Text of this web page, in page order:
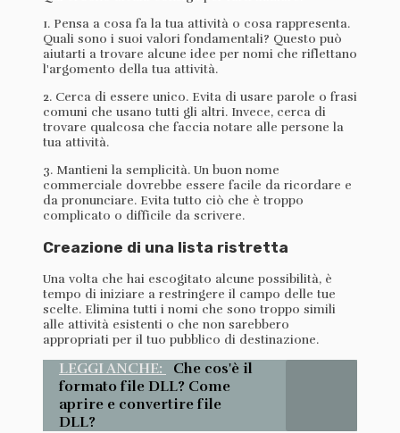
1. Pensa a cosa fa la tua attività o cosa rappresenta.
Quali sono i suoi valori fondamentali? Questo può
aiutarti a trovare alcune idee per nomi che riflettano
l'argomento della tua attività.
2. Cerca di essere unico. Evita di usare parole o frasi
comuni che usano tutti gli altri. Invece, cerca di
trovare qualcosa che faccia notare alle persone la
tua attività.
3. Mantieni la semplicità. Un buon nome
commerciale dovrebbe essere facile da ricordare e
da pronunciare. Evita tutto ciò che è troppo
complicato o difficile da scrivere.
Creazione di una lista ristretta
Una volta che hai escogitato alcune possibilità, è
tempo di iniziare a restringere il campo delle tue
scelte. Elimina tutti i nomi che sono troppo simili
alle attività esistenti o che non sarebbero
appropriati per il tuo pubblico di destinazione.
LEGGI ANCHE:
Che cos'è il
formato file DLL? Come
aprire e convertire file
DLL?